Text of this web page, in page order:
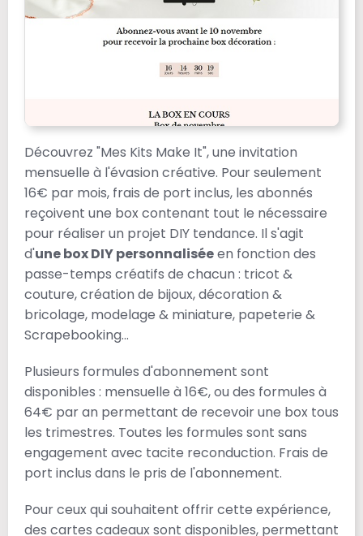
Découvrez "Mes Kits Make It", une invitation
mensuelle à l'évasion créative. Pour seulement
16€ par mois, frais de port inclus, les abonnés
reçoivent une box contenant tout le nécessaire
pour réaliser un projet DIY tendance. Il s'agit
d'une box DIY personnaliséeen fonction des
passe-temps créatifs de chacun : tricot &
couture, création de bijoux, décoration &
bricolage, modelage & miniature, papeterie &
Scrapebooking...
Plusieurs formules d'abonnement sont
disponibles : mensuelle à 16€, ou des formules à
64€ par an permettant de recevoir une box tous
les trimestres. Toutes les formules sont sans
engagement avec tacite reconduction. Frais de
port inclus dans le pris de l'abonnement.
Pour ceux qui souhaitent offrir cette expérience,
des cartes cadeaux sont disponibles, permettant